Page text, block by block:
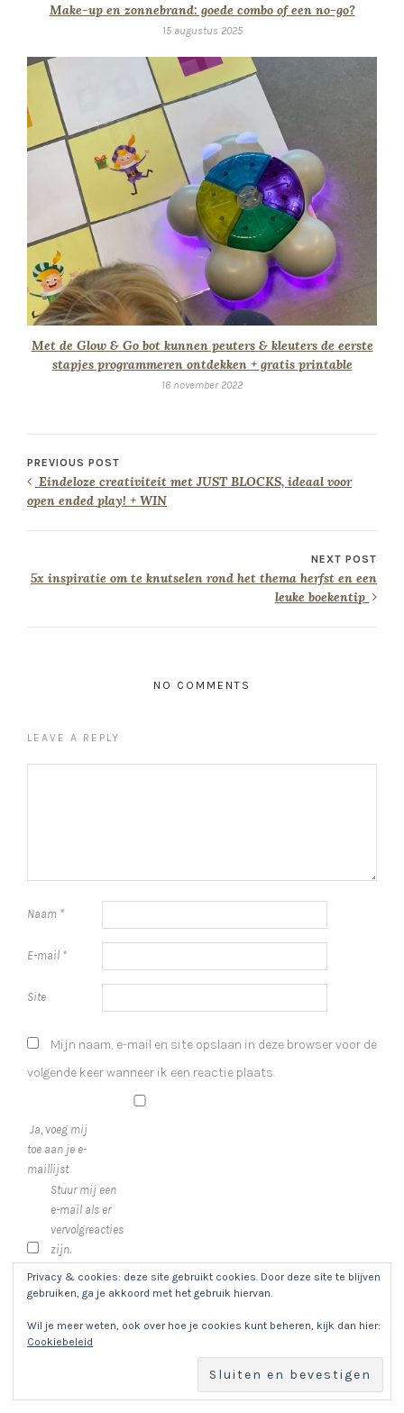
Make-up en zonnebrand: goede combo of een no-go?
15 augustus 2025
Met de Glow & Go bot kunnen peuters & kleuters de eerste
stapjes programmeren ontdekken + gratis printable
16 november 2022
PREVIOUS POST
Eindeloze creativiteit met JUST BLOCKS, ideaal voor
open ended play! + WIN
NEXT POST
5x inspiratie om te knutselen rond het thema herfst en een
leuke boekentip
NO COMMENTS
LEAVE A REPLY
Naam *
E-mail *
Site
Mijn naam, e-mail en site opslaan in deze browser voor de
volgende keer wanneer ik een reactie plaats.
Ja, voeg mij
toe aan je e-
maillijst
Stuur mij een
e-mail als er
vervolgreacties
zijn.
Stuur mij een
e-mail als er
berichten zijn.
Privacy & cookies: deze site gebruikt cookies. Door deze site te blijven
gebruiken, ga je akkoord met het gebruik hiervan.
Wil je meer weten, ook over hoe je cookies kunt beheren, kijk dan hier:
Cookiebeleid